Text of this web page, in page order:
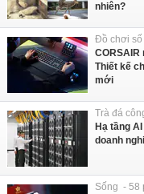
nhiên?
Đồ chơi
Thiết kế
mới
Trà đá
Hạ tầng
doanh
Sống - 58